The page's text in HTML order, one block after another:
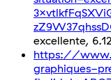
excellente, 6.12
https://
graphiques-